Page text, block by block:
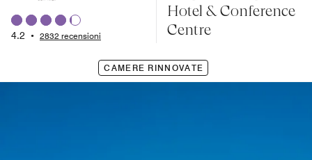
4.2 • 2832 recensioni
Hotel & Conference
Centre
CAMERE RINNOVATE